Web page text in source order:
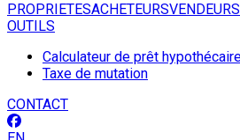
PROPRIETESACHETEURSVENDEURS
OUTILS
Calculateur de prêt
Taxe de mutation
CONTACT